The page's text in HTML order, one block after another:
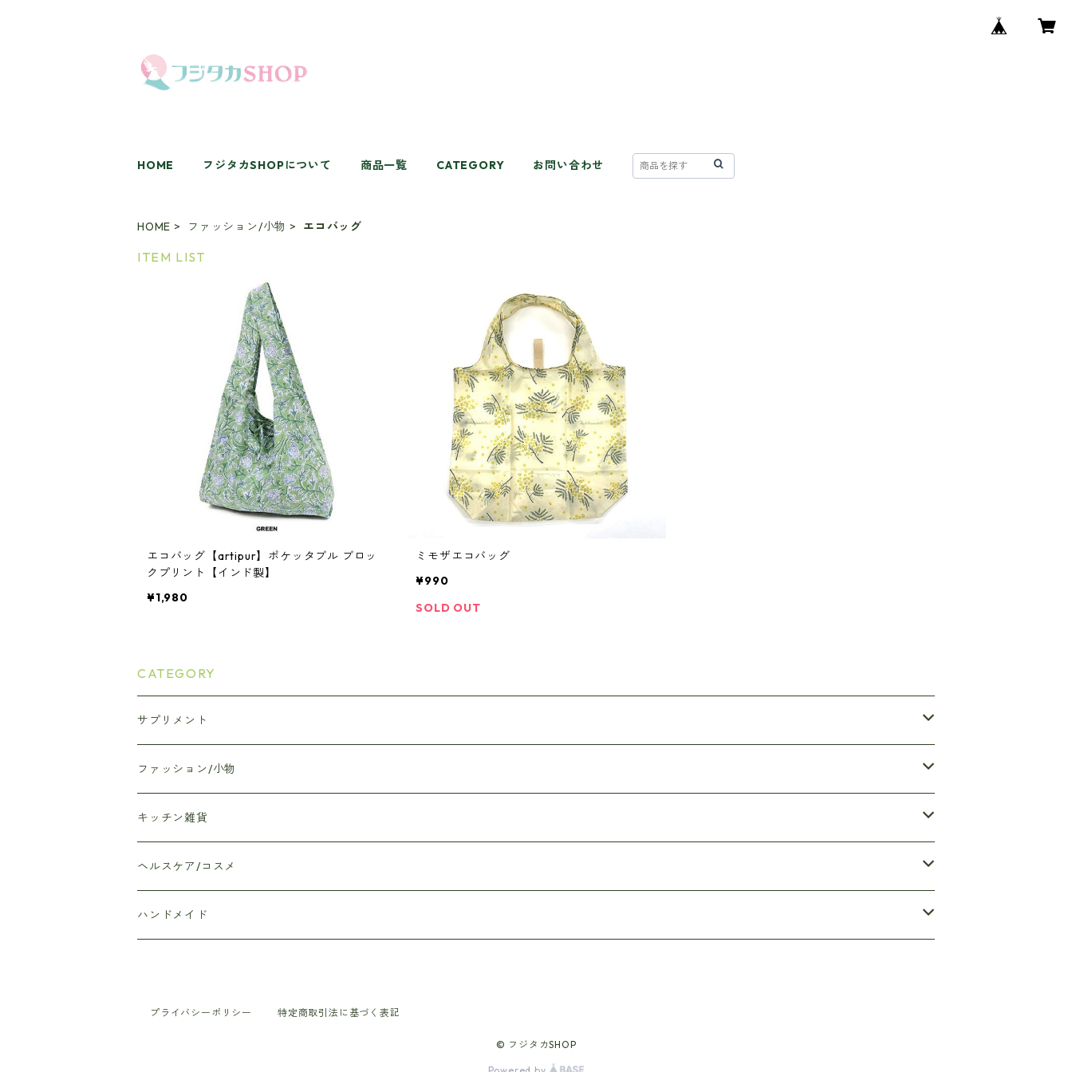
HOME フジタカSHOPについて 商品一覧 CATEGORY お問い合わせ
HOME ファッション/小物 エコバッグ
ITEM LIST
エコバッグ【artipur】ポケッタブル ブロッ
クプリント【インド製】
¥1,980
ミモザエコバッグ
¥990
SOLD OUT
CATEGORY
サプリメント
クエン酸サプリメント
Anjelica和漢ドリンク
Anjelica Wam（アンジェリカウォム）
ダイエットのみかた
ファッション/小物
エコバッグ
ハンカチ
ポーチ
ヘアーバンド
キッチン雑貨
マイボトル/水筒
プレイスマット
ふきん
ヘルスケア/コスメ
入浴剤
マスクリフレッシュ
ハンドメイド
カルトナージュ
プライバシーポリシー 特定商取引法に基づく表記
© フジタカSHOP